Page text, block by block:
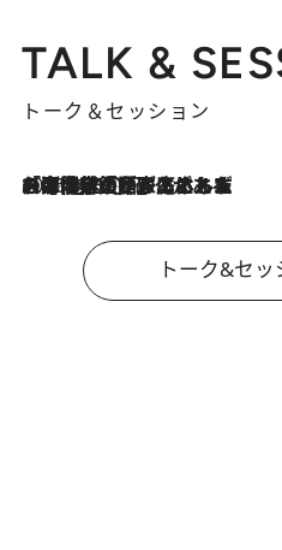
TALK &
トーク＆セッション
2026.8.3
「今後値上げがあるとすれば…」「リスクがあるのは今年の冬」エネルギー専門家が語る、ホルムズ海峡封鎖が家庭にもたらす“ある心配”
トーク&セッ